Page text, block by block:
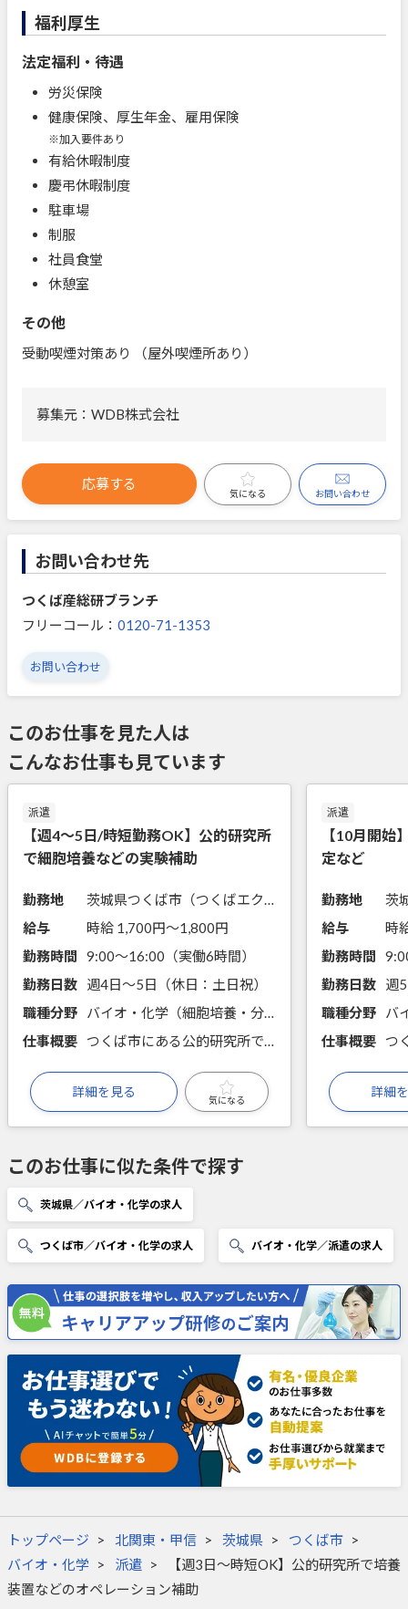
福利厚生
法定福利・待遇
労災保険
健康保険、厚生年金、雇用保険
※加入要件あり
有給休暇制度
慶弔休暇制度
駐車場
制服
社員食堂
休憩室
その他
受動喫煙対策あり （屋外喫煙所あり）
募集元：WDB株式会社
応募する
気になる お問い合わせ
お問い合わせ先
つくば産総研ブランチ
フリーコール： 0120-71-1353
お問い合わせ
このお仕事を見た人は
こんなお仕事も見ています
派遣
【週4～5日/時短勤務OK】公的研究所
で細胞培養などの実験補助
勤務地
茨城県つくば市（つくばエクスプレスつくば駅からバス15分）
給与
時給 1,700円〜1,800円
勤務時間
9:00～16:00（実働6時間）
勤務日数
週4日～5日（休日：土日祝）
職種分野
バイオ・化学（細胞培養・分取、遺伝子実験、タンパク質実験）
仕事概要
つくば市にある公的研究所で動物細胞培養などの実験のお仕事です。週4日～5日、勤務時間は6～7時間で相談可能です。
詳細を見る
気になる
派遣
【10月開始
定など
勤務地
給与
時
勤務時間
勤務日数
週
職種分野
仕事概要
詳細
このお仕事に似た条件で探す
茨城県／バイオ・化学の求人
つくば市／バイオ・化学の求人 バイオ・化学／派遣の求人
トップページ 北関東・甲信 茨城県
つくば市
バイオ・化学
派遣
【週3日～時短OK】公的研究所で培養
装置などのオペレーション補助